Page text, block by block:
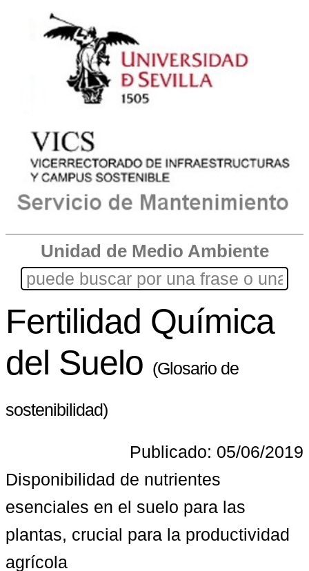
Unidad de Medio Ambiente
Fertilidad Química
del Suelo (Glosario de
sostenibilidad)
Publicado: 05/06/2019
Disponibilidad de nutrientes
esenciales en el suelo para las
plantas, crucial para la productividad
agrícola